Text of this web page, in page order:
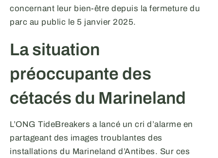
concernant leur bien-être depuis la fermeture du
parc au public le 5 janvier 2025.
La situation
préoccupante des
cétacés du Marineland
L’ONG TideBreakers a lancé un cri d’alarme en
partageant des images troublantes des
installations du Marineland d’Antibes. Sur ces